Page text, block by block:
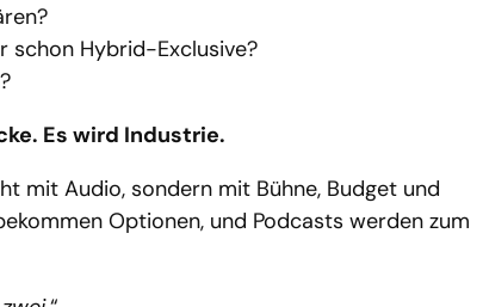
schon Hybrid-Exclusive?
Es wird Industrie.
mit Audio, sondern mit Bühne, Budget und
Optionen, und Podcasts werden zum